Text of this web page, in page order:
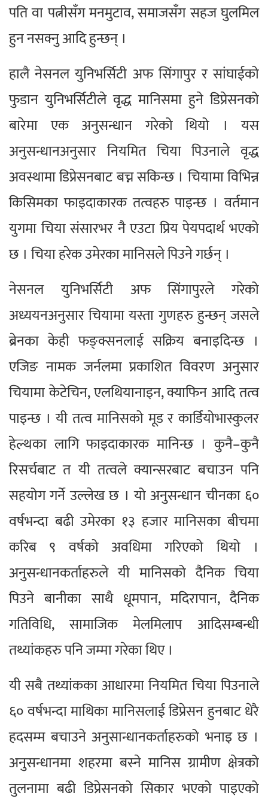
पति वा पत्नीसँग मनमुटाव, समाजसँग सहज घुलमिल
हुन नसक्नु आदि हुन्छन् ।
हालै नेसनल युनिभर्सिटी अफ सिंगापुर र सांघाईको
फुडान युनिभर्सिटीले वृद्ध मानिसमा हुने डिप्रेसनको
बारेमा एक अनुसन्धान गरेको थियो । यस
अनुसन्धानअनुसार नियमित चिया पिउनाले वृद्ध
अवस्थामा डिप्रेसनबाट बच्न सकिन्छ । चियामा विभिन्न
किसिमका फाइदाकारक तत्वहरु पाइन्छ । वर्तमान
युगमा चिया संसारभर नै एउटा प्रिय पेयपदार्थ भएको
छ । चिया हरेक उमेरका मानिसले पिउने गर्छन् ।
नेसनल युनिभर्सिटी अफ सिंगापुरले गरेको
अध्ययनअनुसार चियामा यस्ता गुणहरु हुन्छन् जसले
ब्रेनका केही फङ्क्सनलाई सक्रिय बनाइदिन्छ ।
एजिङ नामक जर्नलमा प्रकाशित विवरण अनुसार
चियामा केटेचिन, एलथियानाइन, क्याफिन आदि तत्व
पाइन्छ । यी तत्व मानिसको मूड र कार्डियोभास्कुलर
हेल्थका लागि फाइदाकारक मानिन्छ । कुनै–कुनै
रिसर्चबाट त यी तत्वले क्यान्सरबाट बचाउन पनि
सहयोग गर्ने उल्लेख छ । यो अनुसन्धान चीनका ६०
वर्षभन्दा बढी उमेरका १३ हजार मानिसका बीचमा
करिब ९ वर्षको अवधिमा गरिएको थियो ।
अनुसन्धानकर्ताहरुले यी मानिसको दैनिक चिया
पिउने बानीका साथै धूमपान, मदिरापान, दैनिक
गतिविधि, सामाजिक मेलमिलाप आदिसम्बन्धी
तथ्यांकहरु पनि जम्मा गरेका थिए ।
यी सबै तथ्यांकका आधारमा नियमित चिया पिउनाले
६० वर्षभन्दा माथिका मानिसलाई डिप्रेसन हुनबाट धेरै
हदसम्म बचाउने अनुसान्धानकर्ताहरुको भनाइ छ ।
अनुसन्धानमा शहरमा बस्ने मानिस ग्रामीण क्षेत्रको
तुलनामा बढी डिप्रेसनको सिकार भएको पाइएको